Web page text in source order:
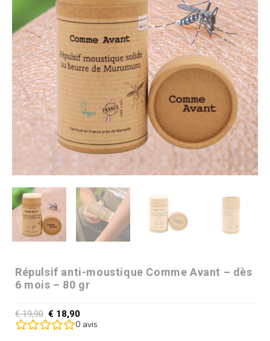
Répulsif anti-moustique Comme Avant – dès
6 mois – 80 gr
€19,90 € 18,90
0 avis